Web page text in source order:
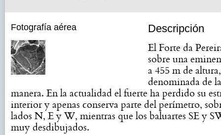
Fotografía aérea Descripción
El Forte da
sobre una
a 455 m de altura,
denominada de
manera. En la actualidad el fuerte ha perdido su
interior y apenas conserva parte del perímetro,
lados N, E y W, mientras que los baluartes SE y
muy desdibujados.